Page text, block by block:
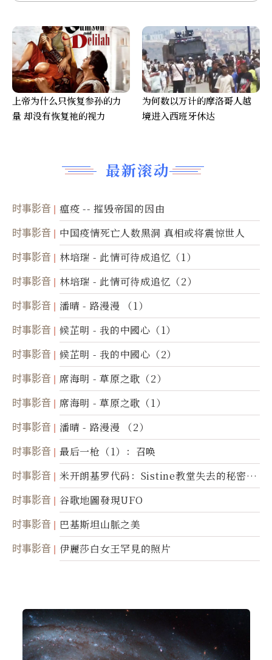
最新滚动
时事影音 瘟疫 -- 摧毁帝国的因由
时事影音 中国疫情死亡人数黑洞 真相或将震惊世人
时事影音 林培瑞 - 此情可待成追忆（1）
时事影音 林培瑞 - 此情可待成追忆（2）
时事影音 潘晴 - 路漫漫 （1）
时事影音 候芷明 - 我的中國心（1）
时事影音 候芷明 - 我的中國心（2）
时事影音 席海明 - 草原之歌（2）
时事影音 席海明 - 草原之歌（1）
时事影音 潘晴 - 路漫漫 （2）
时事影音 最后一枪（1）：召唤
时事影音
米开朗基罗代码：Sistine教堂失去的秘密
(图)
时事影音 谷歌地圖發現UFO
时事影音 巴基斯坦山脈之美
时事影音 伊麗莎白女王罕見的照片
上帝为什么只恢复参孙的力
量 却没有恢复祂的视力
为何数以万计的摩洛哥人越
境进入西班牙休达